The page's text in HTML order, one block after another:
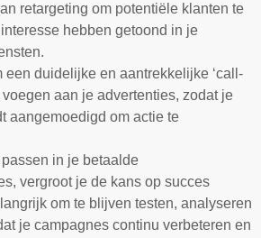
retargeting om potentiële klanten te
hebben getoond in je
een duidelijke en aantrekkelijke ‘call-
voegen aan je advertenties, zodat je
aangemoedigd om actie te
in je betaalde
vergroot je de kans op succes
om te blijven testen, analyseren
je campagnes continu verbeteren en